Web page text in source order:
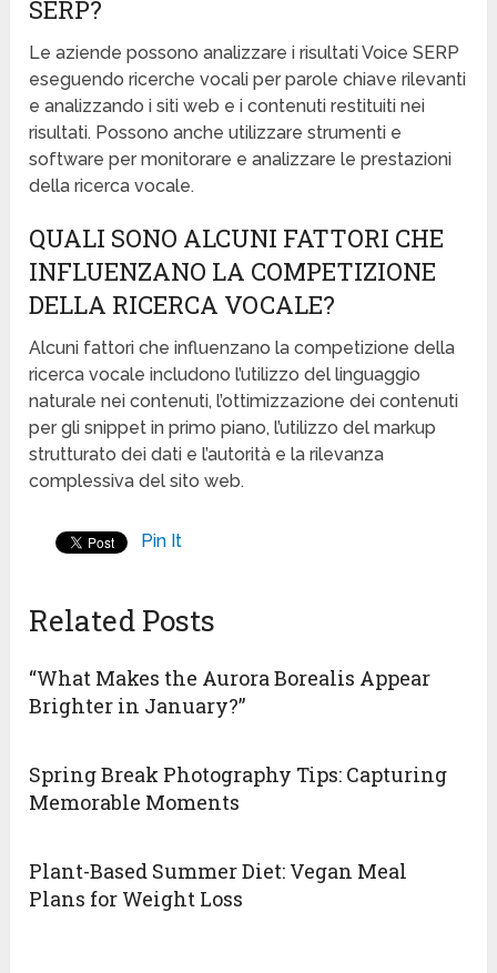
SERP?
Le aziende possono analizzare i risultati Voice SERP
eseguendo ricerche vocali per parole chiave rilevanti
e analizzando i siti web e i contenuti restituiti nei
risultati. Possono anche utilizzare strumenti e
software per monitorare e analizzare le prestazioni
della ricerca vocale.
QUALI SONO ALCUNI FATTORI CHE
INFLUENZANO LA COMPETIZIONE
DELLA RICERCA VOCALE?
Alcuni fattori che influenzano la competizione della
ricerca vocale includono l’utilizzo del linguaggio
naturale nei contenuti, l’ottimizzazione dei contenuti
per gli snippet in primo piano, l’utilizzo del markup
strutturato dei dati e l’autorità e la rilevanza
complessiva del sito web.
Pin It
Related Posts
“What Makes the Aurora Borealis Appear
Brighter in January?”
Spring Break Photography Tips: Capturing
Memorable Moments
Plant-Based Summer Diet: Vegan Meal
Plans for Weight Loss